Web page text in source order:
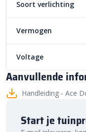
Soort verlichting
Vermogen
Voltage
Aanvullende
Handleiding - Ace
Start je